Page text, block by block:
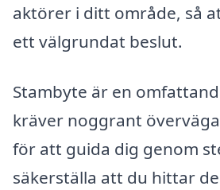
aktörer i ditt område, så
ett välgrundat beslut.
Stambyte är en
kräver noggrant
för att guida dig genom
säkerställa att du hittar